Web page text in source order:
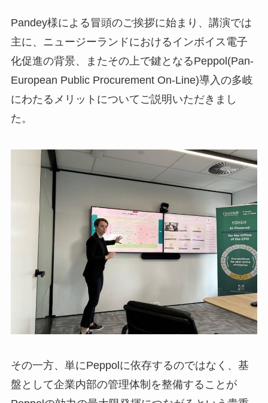
Pandey様による冒頭のご挨拶に始まり、講演では
主に、ニュージーランドにおけるインボイス電子
化促進の背景、またその上で鍵となるPeppol(Pan-
European Public Procurement On-Line)導入の多岐
にわたるメリットについてご説明いただきまし
た。
その一方、単にPeppolに依存するのではなく、基
盤として企業内部の管理体制を整備することが